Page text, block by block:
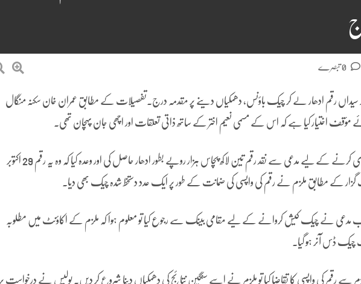
سیداں رقم ادھار لے کر چیک باؤنس، دھمکیاں دینے پر مقدمہ درج۔تفصیلات کے مطابق عمران خان سکنہ منگال
اختیار کیا ہے کہ اس کے مسمی نعیم اختر کے ساتھ ذاتی تعلقات اور اچھی جان پہچان تھی۔
مسمی نعیم اختر نے اپنی ضروریات پوری کرنے کے لیے مدعی سے نقد رقم تین لاکھ پچاس ہزار روپے بطور ادھار حاصل کی اور وعدہ کیا کہ وہ یہ رقم 29 اکتوبر
نے چیک کیش کروانے کے لیے مقامی بینک سے رجوع کیا تو معلوم ہوا کہ ملزم کے اکاؤنٹ میں مطلوبہ
ڈس آنر ہو گیا۔
رقم کی واپسی کا تقاضا کیا تو ملزم نے اسے سنگین نتائج کی دھمکیاں دینا شروع کر دیں۔ پولیس نے درخواست پر